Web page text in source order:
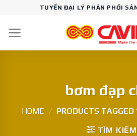
content
TUYỂN ĐẠI LÝ PHÂN PHỐI
bơm đạp
HOME / PRODUCTS
TÌM KIẾM